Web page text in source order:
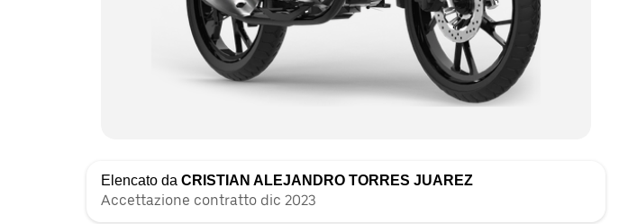
Elencato da CRISTIAN ALEJANDRO TORRES JUAREZ
Accettazione contratto dic 2023